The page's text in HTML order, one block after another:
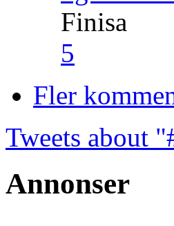
Finisa
5
Fler
Tweets about
Annonser